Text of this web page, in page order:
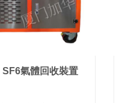
氣體回收裝置